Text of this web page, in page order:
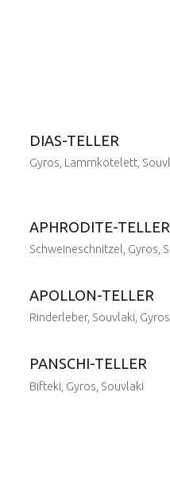
DIAS-TELLER
Gyros, Lammkotelett,
Posted on:
10 Feb. 2017
APHRODITE-TELLER
Schweineschnitzel, Gyros,
Posted on:
10 Feb. 2017
Written by:
APOLLON-TELLER
Rinderleber, Souvlaki, Gyros
Posted on:
10 Feb. 2017
Written by:
PANSCHI-TELLER
Bifteki, Gyros, Souvlaki